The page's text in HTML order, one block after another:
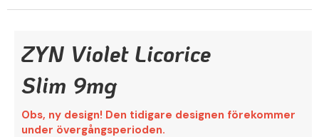
ZYN Violet Licorice
Slim 9mg
Obs, ny design! Den tidigare designen förekommer
under övergångsperioden.